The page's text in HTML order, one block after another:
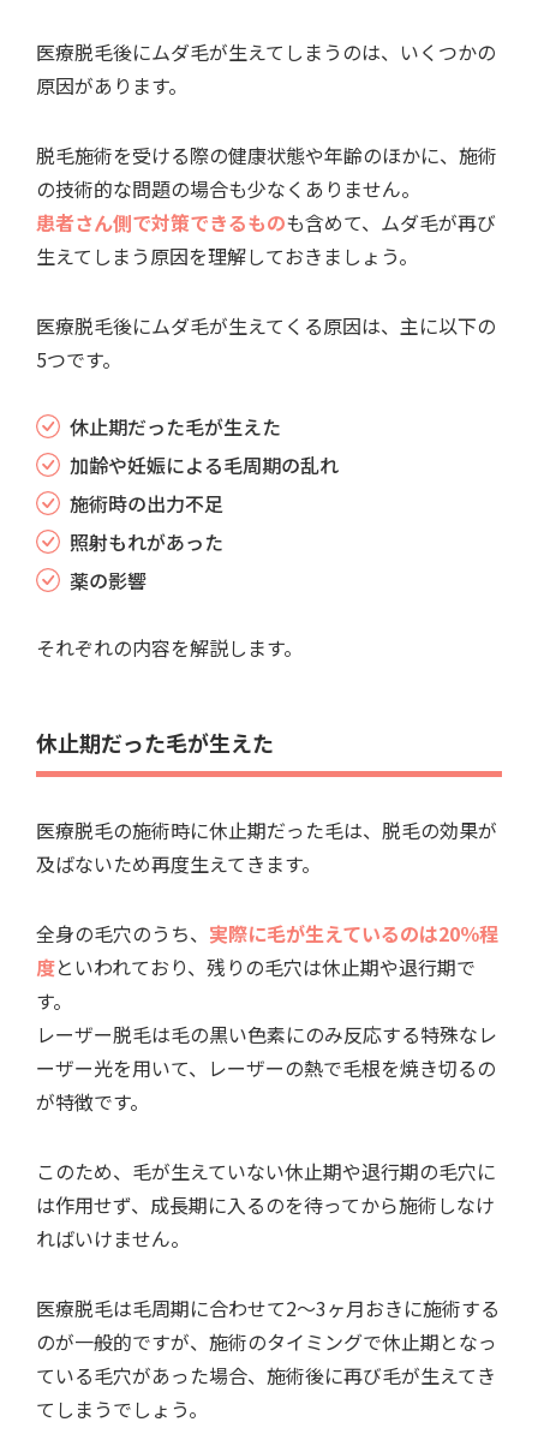
医療脱毛後にムダ毛が生えてしまうのは、いくつかの
原因があります。
脱毛施術を受ける際の健康状態や年齢のほかに、施術
の技術的な問題の場合も少なくありません。
患者さん側で対策できるものも含めて、ムダ毛が再び
生えてしまう原因を理解しておきましょう。
医療脱毛後にムダ毛が生えてくる原因は、主に以下の
5つです。
休止期だった毛が生えた
加齢や妊娠による毛周期の乱れ
施術時の出力不足
照射もれがあった
薬の影響
それぞれの内容を解説します。
休止期だった毛が生えた
医療脱毛の施術時に休止期だった毛は、脱毛の効果が
及ばないため再度生えてきます。
全身の毛穴のうち、 実際に毛が生えているのは20％程
度といわれており、残りの毛穴は休止期や退行期で
す。
レーザー脱毛は毛の黒い色素にのみ反応する特殊なレ
ーザー光を用いて、レーザーの熱で毛根を焼き切るの
が特徴です。
このため、毛が生えていない休止期や退行期の毛穴に
は作用せず、成長期に入るのを待ってから施術しなけ
ればいけません。
医療脱毛は毛周期に合わせて2～3ヶ月おきに施術する
のが一般的ですが、施術のタイミングで休止期となっ
ている毛穴があった場合、施術後に再び毛が生えてき
てしまうでしょう。